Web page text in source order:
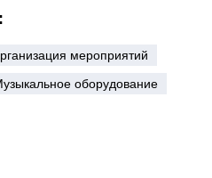
мероприятий
оборудование